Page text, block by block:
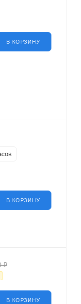
В КОРЗИНУ
В КОРЗИНУ
₽
В КОРЗИНУ